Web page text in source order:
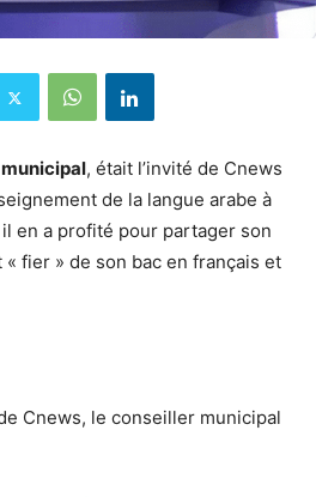
, était l’invité de Cnews
de la langue arabe à
il en a profité pour partager son
fier » de son bac en français et
Cnews, le conseiller municipal